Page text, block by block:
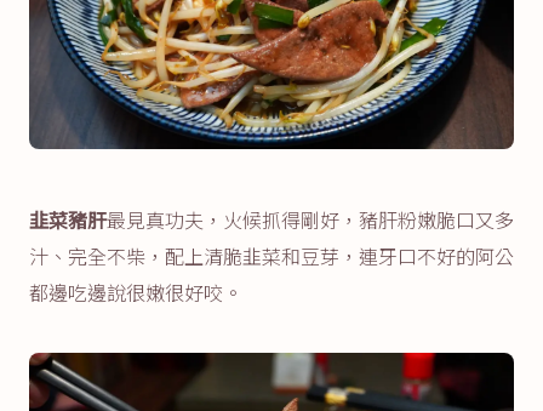
韭菜豬肝最見真功夫，火候抓得剛好，豬肝粉嫩脆口又多
汁、完全不柴，配上清脆韭菜和豆芽，連牙口不好的阿公
都邊吃邊說很嫩很好咬。